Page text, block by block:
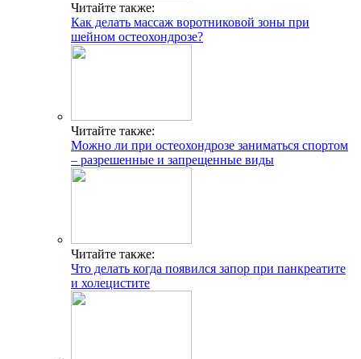
Читайте также:
Как делать массаж воротниковой зоны при
шейном остеохондрозе?
Читайте также:
Можно ли при остеохондрозе заниматься спортом
– разрешенные и запрещенные виды
Читайте также:
Что делать когда появился запор при панкреатите
и холецистите